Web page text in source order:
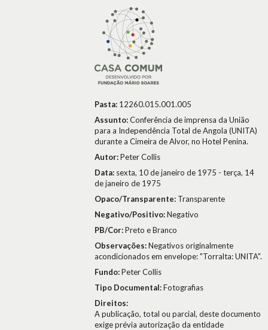
Pasta: 12260.015.001.005
Assunto:Conferência de imprensa da União
para a Independência Total de Angola (UNITA)
durante a Cimeira de Alvor, no Hotel Penina.
Autor:Peter Collis
Data: sexta, 10 de janeiro de 1975 - terça, 14
de janeiro de 1975
Opaco/Transparente: Transparente
Negativo/Positivo:Negativo
PB/Cor:Preto e Branco
Observações:Negativos originalmente
acondicionados em envelope: "Torralta: UNITA".
Fundo:Peter Collis
Tipo Documental:Fotografias
Direitos:
A publicação, total ou parcial, deste documento
exige prévia autorização da entidade